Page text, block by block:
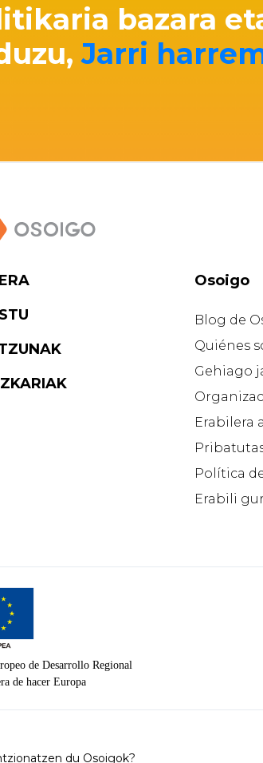
bazara
Jarri
Osoigo
Blog de
Quiénes
Gehiago
Erabilera
Política
Erabili
de Desarrollo Regional
de hacer Europa
du Osoigok?